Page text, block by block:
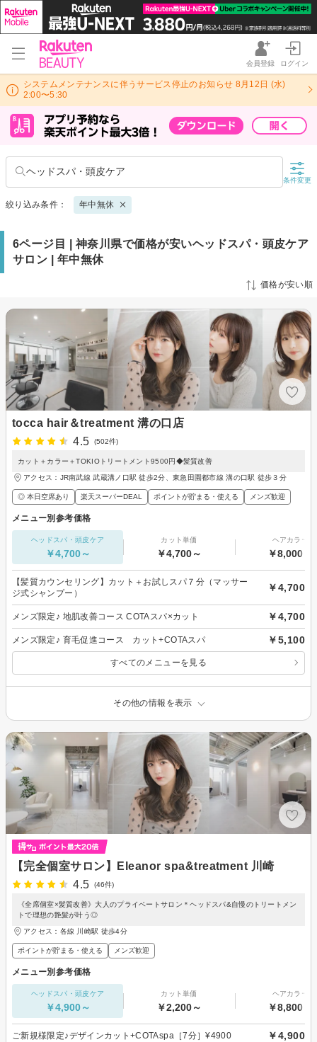
会員登録 ログイン
システムメンテナンスに伴うサービス停止のお知らせ 8月12日 (水)
2:00〜5:30
ヘッドスパ・頭皮ケア
条件変更
絞り込み条件： 年中無休
6ページ目 | 神奈川県で価格が安いヘッドスパ・頭皮ケア
サロン | 年中無休
価格が安い順
tocca hair＆treatment 溝の口店
4.5
(502件)
カット＋カラー＋TOKIOトリートメント9500円◆髪質改善
アクセス：JR南武線 武蔵溝ノ口駅 徒歩2分、東急田園都市線 溝の口駅 徒歩３分
◎ 本日空席あり 楽天スーパーDEAL ポイントが貯まる・使える メンズ歓迎
メニュー別参考価格
ヘッドスパ・頭皮ケア
￥4,700～
カット単価
￥4,700～
ヘアカラー
￥8,000～
【髪質カウンセリング】カット＋お試しスパ７分（マッサー
ジ式シャンプー）
￥4,700
メンズ限定♪ 地肌改善コース COTAスパ×カット ￥4,700
メンズ限定♪ 育毛促進コース カット+COTAスパ ￥5,100
すべてのメニューを見る
その他の情報を表示
【完全個室サロン】Eleanor spa&treatment 川崎
4.5
(46件)
《全席個室×髪質改善》大人のプライベートサロン＊ヘッドスパ&自慢のトリートメン
トで理想の艶髪が叶う◎
アクセス：各線 川崎駅 徒歩4分
ポイントが貯まる・使える メンズ歓迎
メニュー別参考価格
ヘッドスパ・頭皮ケア
￥4,900～
カット単価
￥2,200～
ヘアカラー
￥8,800～
ご新規様限定♪デザインカット+COTAspa［7分］¥4900 ￥4,900